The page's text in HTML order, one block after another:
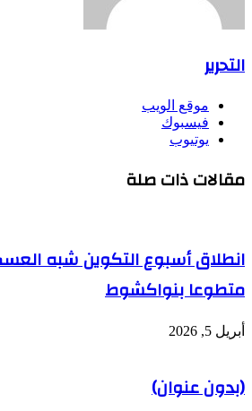
التحرير
موقع الويب
فيسبوك
يوتيوب
مقالات ذات صلة
متطوعا بنواكشوط
أبريل 5, 2026
(بدون عنوان)